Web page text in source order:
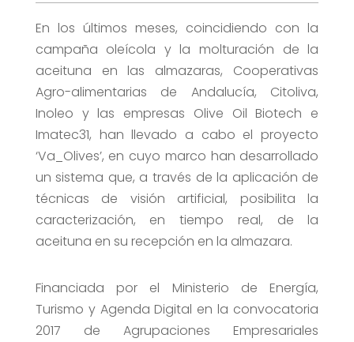
En los últimos meses, coincidiendo con la
campaña oleícola y la molturación de la
aceituna en las almazaras, Cooperativas
Agro-alimentarias de Andalucía, Citoliva,
Inoleo y las empresas Olive Oil Biotech e
Imatec31, han llevado a cabo el proyecto
‘Va_Olives’, en cuyo marco han desarrollado
un sistema que, a través de la aplicación de
técnicas de visión artificial, posibilita la
caracterización, en tiempo real, de la
aceituna en su recepción en la almazara.
Financiada por el Ministerio de Energía,
Turismo y Agenda Digital en la convocatoria
2017 de Agrupaciones Empresariales